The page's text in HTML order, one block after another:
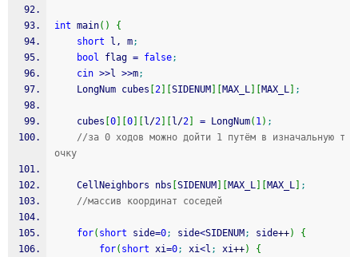
int main( )
{
short l, m;
bool flag = false;
cin >>l >>m;
    LongNum cubes
2 SIDENUM MAX_L MAX_L ;
    cubes
0 0 l/2 l/2 = LongNum( 1) ;
//за 0 ходов можно дойти 1 путём в изначальную т
очку
    CellNeighbors nbs
SIDENUM MAX_L MAX_L
;
//массив координат соседей
for( short side=0; side<SIDENUM ; side++)
{
for( short xi=0; xi<l ; xi++)
{